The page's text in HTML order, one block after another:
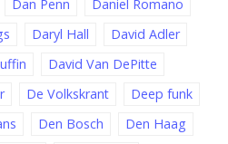
Dan Penn
Daniel Romano
Daryl Hall
David Adler
David Van DePitte
De Volkskrant
Deep funk
Den Bosch
Den Haag